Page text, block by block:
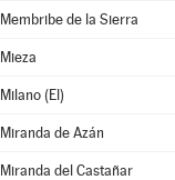
Membribe de la Sierra
Mieza
Milano (El)
Miranda de Azán
Miranda del Castañar